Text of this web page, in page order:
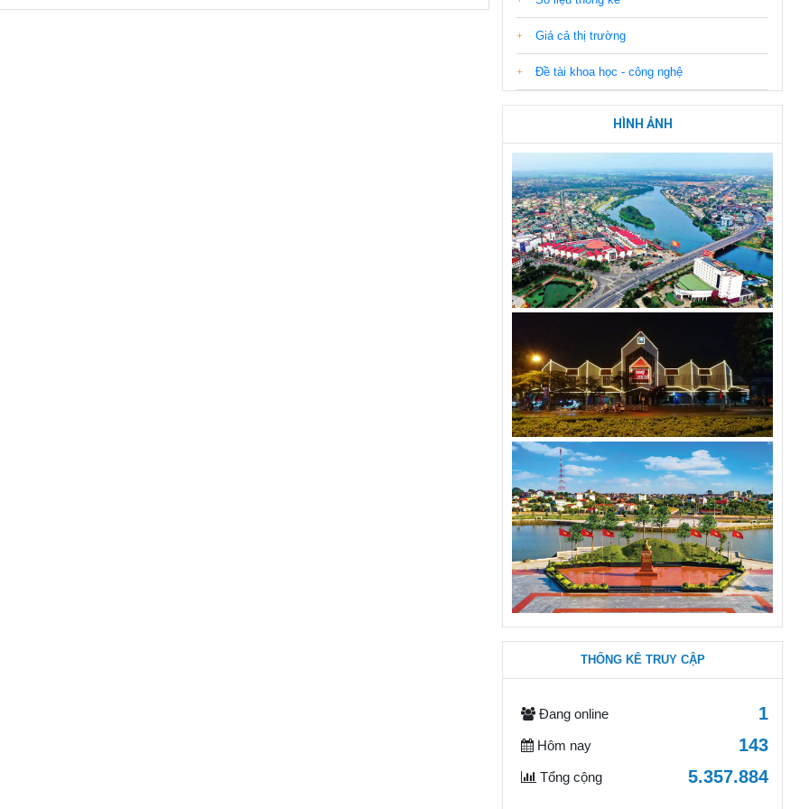
Giá cả thị trường
Đề tài khoa học - công nghệ
HÌNH ẢNH
THỐNG KÊ TRUY CẬP
Đang online 1
Hôm nay 143
Tổng cộng 5.357.884